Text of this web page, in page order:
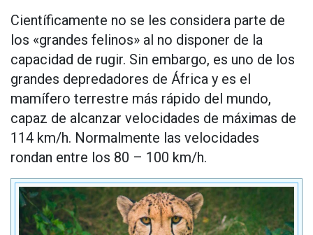
Científicamente no se les considera parte de
los «grandes felinos» al no disponer de la
capacidad de rugir. Sin embargo, es uno de los
grandes depredadores de África y es el
mamífero terrestre más rápido del mundo,
capaz de alcanzar velocidades de máximas de
114 km/h. Normalmente las velocidades
rondan entre los 80 – 100 km/h.